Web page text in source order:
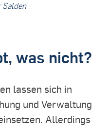
Salden
was nicht?
lassen sich in
und Verwaltung
Allerdings